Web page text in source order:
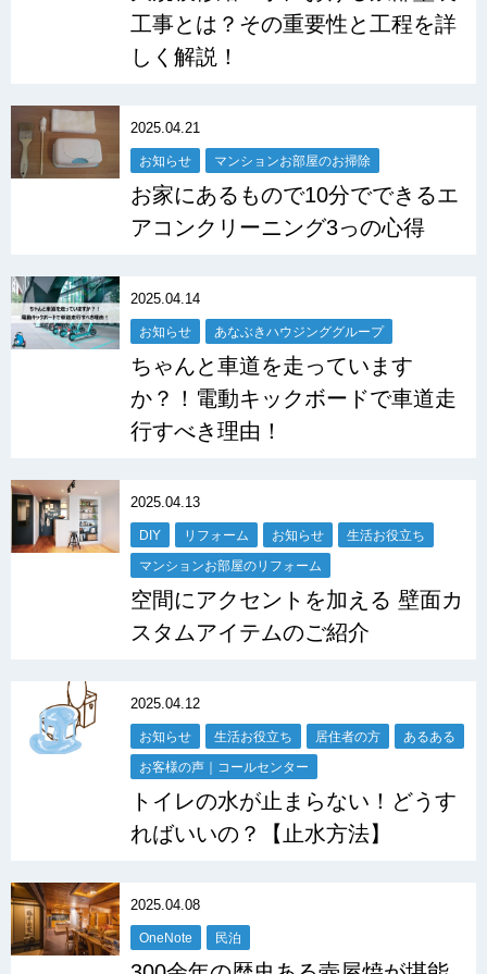
工事とは？その重要性と工程を詳
しく解説！
2025.04.21
お知らせ マンションお部屋のお掃除
お家にあるもので10分でできるエ
アコンクリーニング3っの心得
2025.04.14
お知らせ あなぶきハウジンググループ
ちゃんと車道を走っています
か？！電動キックボードで車道走
行すべき理由！
2025.04.13
DIY リフォーム お知らせ 生活お役立ち
マンションお部屋のリフォーム
空間にアクセントを加える 壁面カ
スタムアイテムのご紹介
2025.04.12
お知らせ 生活お役立ち 居住者の方 あるある
お客様の声｜コールセンター
トイレの水が止まらない！どうす
ればいいの？【止水方法】
2025.04.08
OneNote 民泊